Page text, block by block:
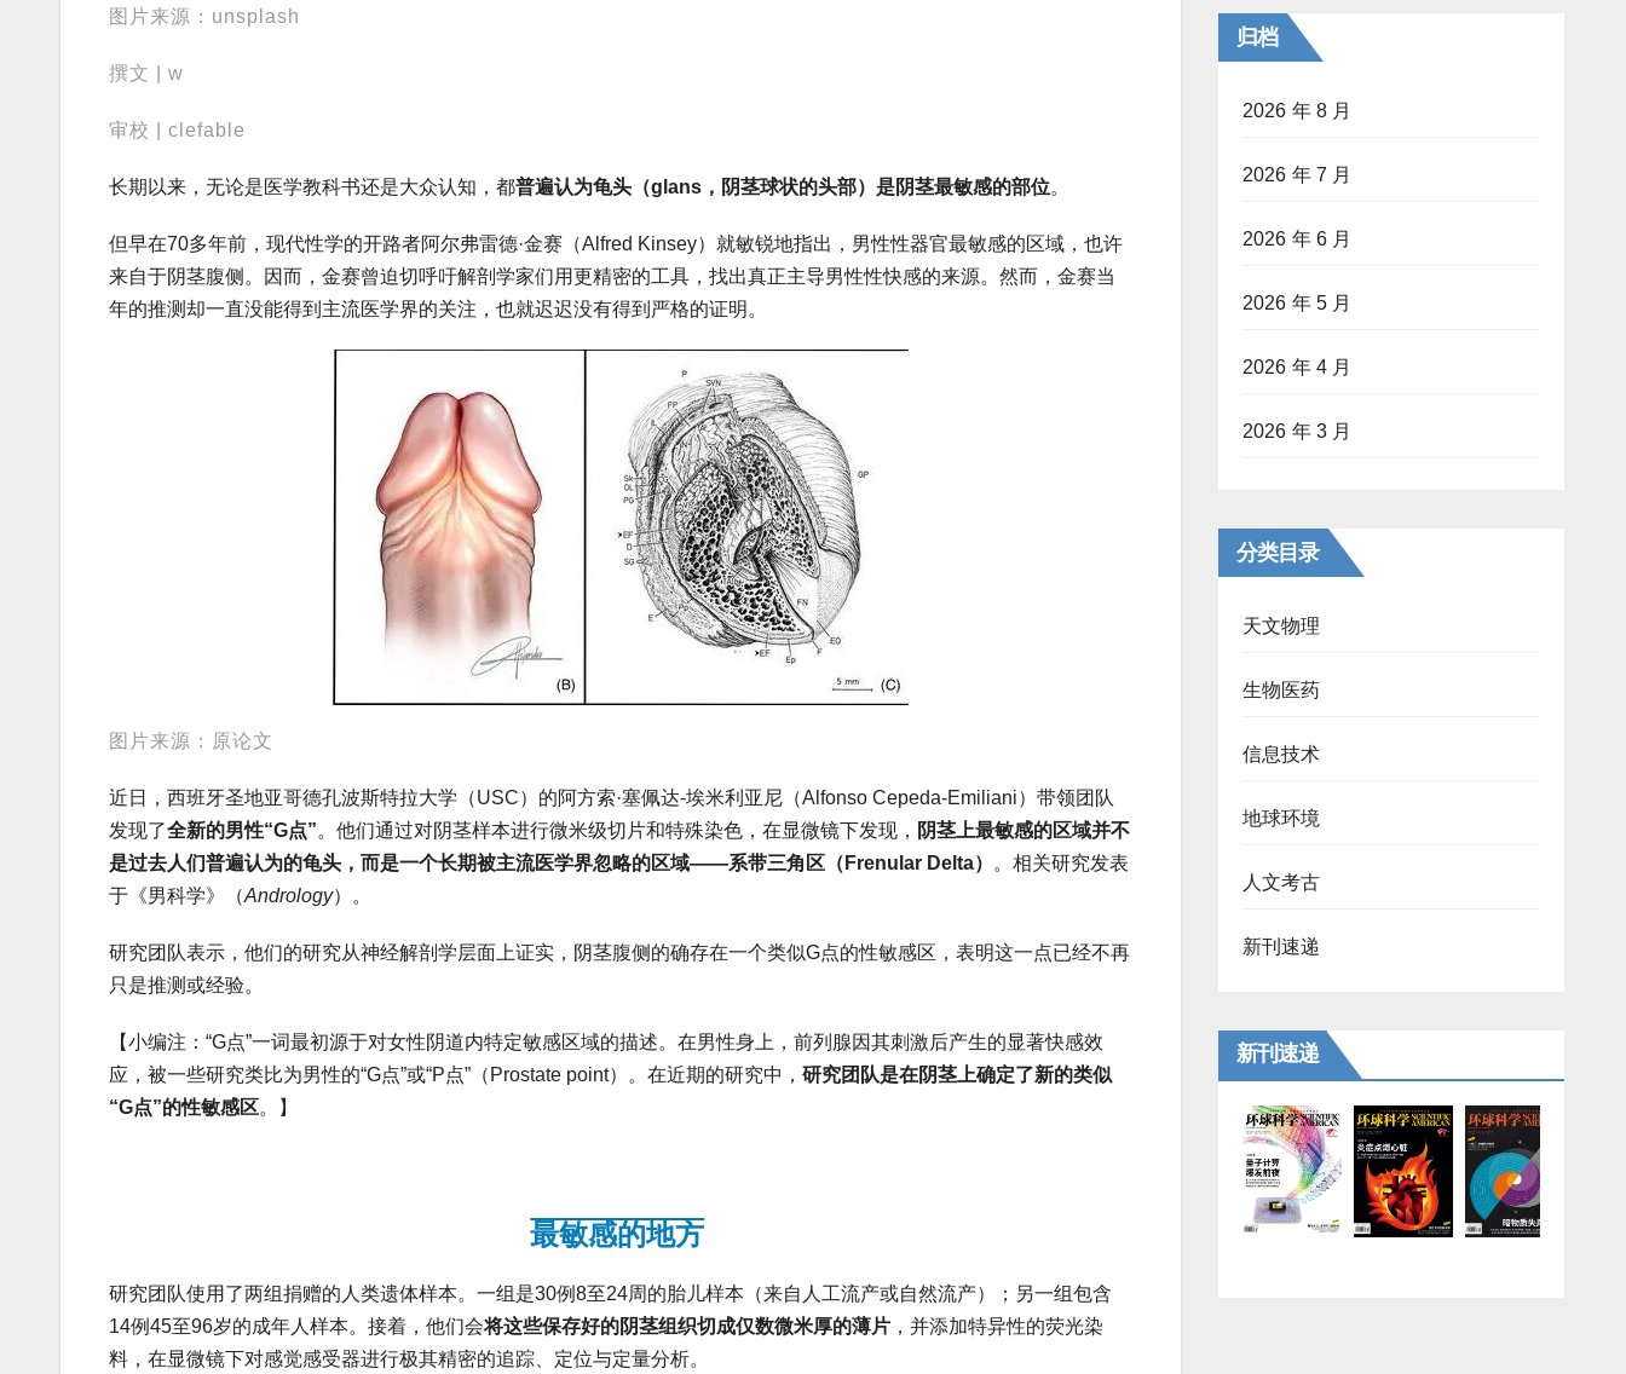
图片来源：unsplash
撰文 | w
审校 | clefable
长期以来，无论是医学教科书还是大众认知，都普遍认为龟头（glans，阴茎球状的头部）是阴茎最敏感的部位。
但早在70多年前，现代性学的开路者阿尔弗雷德·金赛（Alfred Kinsey）就敏锐地指出，男性性器官最敏感的区域，也许
来自于阴茎腹侧。因而，金赛曾迫切呼吁解剖学家们用更精密的工具，找出真正主导男性性快感的来源。然而，金赛当
年的推测却一直没能得到主流医学界的关注，也就迟迟没有得到严格的证明。
图片来源：原论文
近日，西班牙圣地亚哥德孔波斯特拉大学（USC）的阿方索·塞佩达-埃米利亚尼（Alfonso Cepeda-Emiliani）带领团队
发现了全新的男性“G点”。他们通过对阴茎样本进行微米级切片和特殊染色，在显微镜下发现， 阴茎上最敏感的区域并不
是过去人们普遍认为的龟头，而是一个长期被主流医学界忽略的区域——系带三角区（Frenular Delta）
。相关研究发表
于《男科学》（Andrology）。
研究团队表示，他们的研究从神经解剖学层面上证实，阴茎腹侧的确存在一个类似G点的性敏感区，表明这一点已经不再
只是推测或经验。
【小编注：“G点”一词最初源于对女性阴道内特定敏感区域的描述。在男性身上，前列腺因其刺激后产生的显著快感效
应，被一些研究类比为男性的“G点”或“P点”（Prostate point）。在近期的研究中， 研究团队是在阴茎上确定了新的类似
“G点”的性敏感区。】
最敏感的地方
研究团队使用了两组捐赠的人类遗体样本。一组是30例8至24周的胎儿样本（来自人工流产或自然流产）；另一组包含
14例45至96岁的成年人样本。接着，他们会将这些保存好的阴茎组织切成仅数微米厚的薄片 ，并添加特异性的荧光染
料，在显微镜下对感觉感受器进行极其精密的追踪、定位与定量分析。
归档
2026 年 8 月
2026 年 7 月
2026 年 6 月
2026 年 5 月
2026 年 4 月
2026 年 3 月
分类目录
天文物理
生物医药
信息技术
地球环境
人文考古
新刊速递
新刊速递